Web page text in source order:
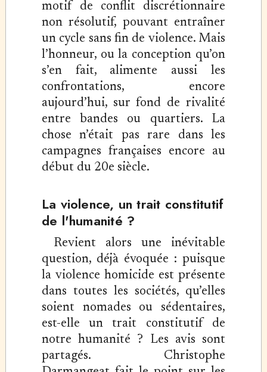
motif de conflit discrétionnaire
non résolutif, pouvant entraîner
un cycle sans fin de violence. Mais
l’honneur, ou la conception qu’on
s’en fait, alimente aussi les
confrontations, encore
aujourd’hui, sur fond de rivalité
entre bandes ou quartiers. La
chose n’était pas rare dans les
campagnes françaises encore au
début du 20e siècle.
La violence, un trait constitutif
de l'humanité ?
Revient alors une inévitable
question, déjà évoquée : puisque
la violence homicide est présente
dans toutes les sociétés, qu’elles
soient nomades ou sédentaires,
est-elle un trait constitutif de
notre humanité ? Les avis sont
partagés. Christophe